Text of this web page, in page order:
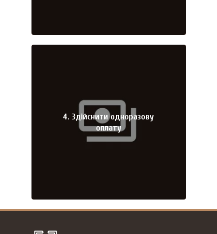
4. Здійснити одноразову
оплату